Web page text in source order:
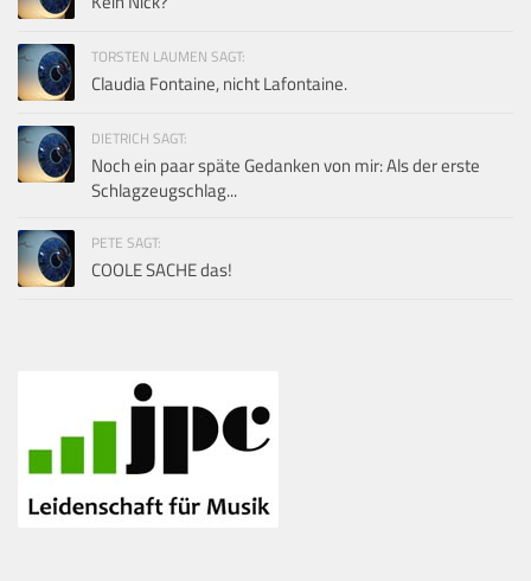
TORSTEN LAUMEN SAGT:
Claudia Fontaine, nicht Lafontaine.
DIETRICH SAGT:
Noch ein paar späte Gedanken von mir: Als der erste
Schlagzeugschlag...
PETE SAGT:
COOLE SACHE das!